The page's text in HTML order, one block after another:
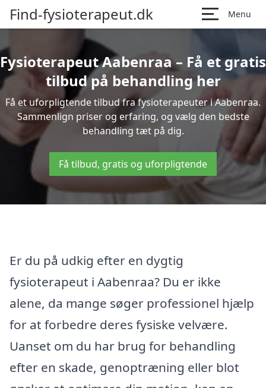
Find-fysioterapeut.dk Menu
Fysioterapeut Aabenraa – Få et gratis
tilbud på behandling her
Få et uforpligtende tilbud fra fysioterapeuter i Aabenraa.
Sammenlign priser og erfaring, og vælg den bedste
behandling tæt på dig.
Få tilbud, gratis og uforpligtende
Er du på udkig efter en dygtig
fysioterapeut i Aabenraa? Du er ikke
alene, da mange søger professionel hjælp
for at forbedre deres fysiske velvære.
Uanset om du har brug for behandling
efter en skade, genoptræning eller blot